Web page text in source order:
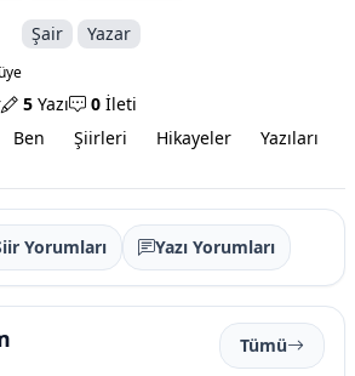
Şair Yazar
5 Yazı 0 İleti
Ben Şiirleri Hikayeler Yazıları
Yorumları Yazı Yorumları
Tümü